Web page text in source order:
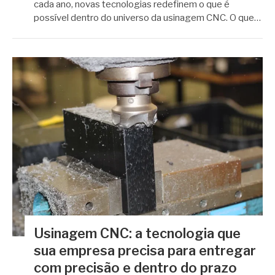
cada ano, novas tecnologias redefinem o que é
possível dentro do universo da usinagem CNC. O que…
Usinagem CNC: a tecnologia que
sua empresa precisa para entregar
com precisão e dentro do prazo